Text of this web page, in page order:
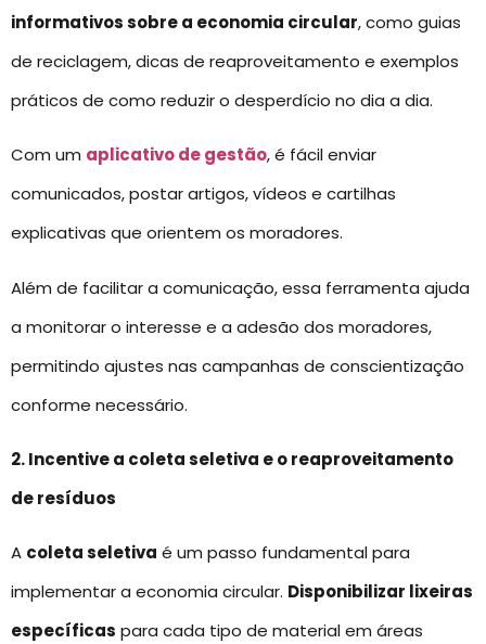
informativos sobre a economia circular, como guias
de reciclagem, dicas de reaproveitamento e exemplos
práticos de como reduzir o desperdício no dia a dia.
Com um aplicativo de gestão, é fácil enviar
comunicados, postar artigos, vídeos e cartilhas
explicativas que orientem os moradores.
Além de facilitar a comunicação, essa ferramenta ajuda
a monitorar o interesse e a adesão dos moradores,
permitindo ajustes nas campanhas de conscientização
conforme necessário.
2. Incentive a coleta seletiva e o reaproveitamento
de resíduos
A coleta seletiva é um passo fundamental para
implementar a economia circular. Disponibilizar lixeiras
específicas para cada tipo de material em áreas